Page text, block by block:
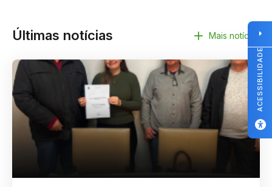
Últimas notícias Mais notícias
ACESSIBILIDADE